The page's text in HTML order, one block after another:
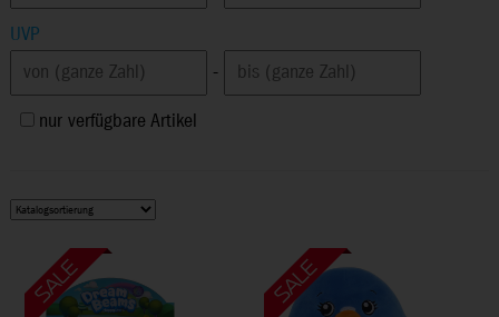
UVP
-
nur verfügbare Artikel